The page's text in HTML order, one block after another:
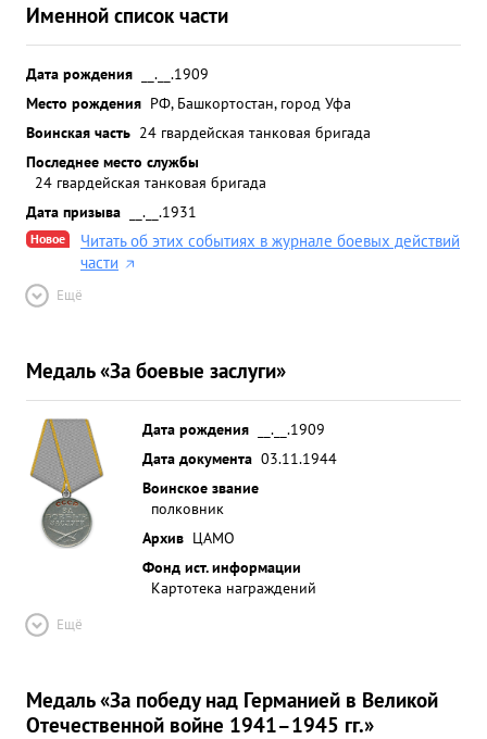
Именной список части
Дата рождения
__.__.1909
Место рождения РФ, Башкортостан, город Уфа
Воинская часть 24 гвардейская танковая бригада
Последнее место службы
24 гвардейская танковая бригада
Дата призыва
__.__.1931
Новое
Читать об этих событиях в журнале боевых действий
части
Ещё
Медаль «За боевые заслуги»
Дата рождения
__.__.1909
Дата документа 03.11.1944
Воинское звание
полковник
Архив ЦАМО
Фонд ист. информации
Картотека награждений
Ещё
Медаль «За победу над Германией в Великой
Отечественной войне 1941–1945 гг.»